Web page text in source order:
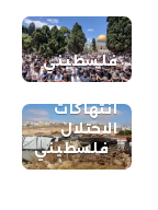
فلسطيني
انتهاكات
الاحتلال
فلسطيني